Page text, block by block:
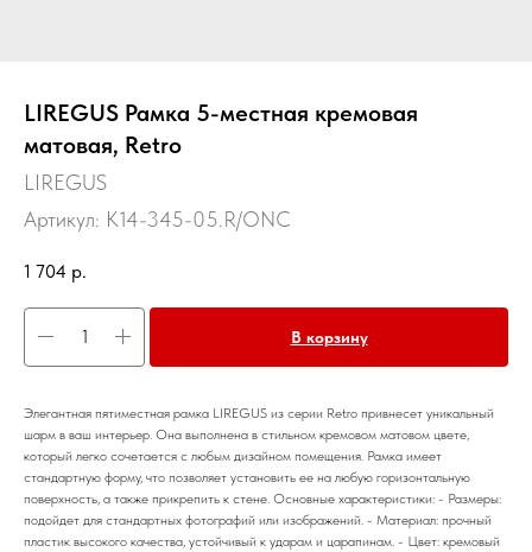
LIREGUS Рамка 5-местная кремовая
матовая, Retro
LIREGUS
Артикул: K14-345-05.R/ONC
1 704 р.
В корзину
Элегантная пятиместная рамка LIREGUS из серии Retro привнесет уникальный
шарм в ваш интерьер. Она выполнена в стильном кремовом матовом цвете,
который легко сочетается с любым дизайном помещения. Рамка имеет
стандартную форму, что позволяет установить ее на любую горизонтальную
поверхность, а также прикрепить к стене. Основные характеристики: - Размеры:
подойдет для стандартных фотографий или изображений. - Материал: прочный
пластик высокого качества, устойчивый к ударам и царапинам. - Цвет: кремовый